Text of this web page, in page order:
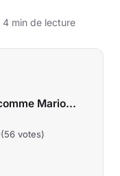
4 min de lecture
Mario...
(56 votes)